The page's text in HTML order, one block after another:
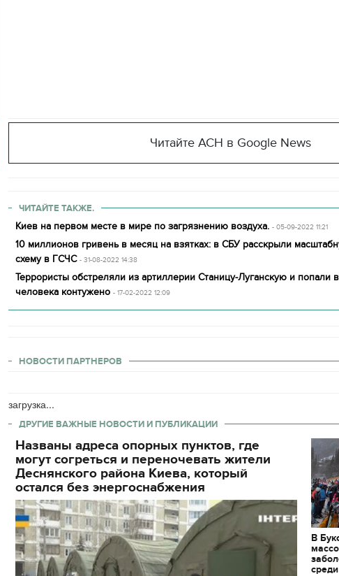
Читайте АСН в Google News
ЧИТАЙТЕ ТАКЖЕ.
Киев на первом месте в мире по загрязнению воздуха. - 05-09-2022 11:21
10 миллионов гривень в месяц на взятках: в СБУ расскрыли
схему в ГСЧС - 31-08-2022 14:38
Террористы обстреляли из артиллерии Станицу-Луганскую и попали
человека контужено - 17-02-2022 12:09
НОВОСТИ ПАРТНЕРОВ
загрузка...
ДРУГИЕ ВАЖНЫЕ НОВОСТИ И ПУБЛИКАЦИИ
Названы адреса опорных пунктов, где
могут согреться и переночевать жители
Деснянского района Киева, который
остался без энергоснабжения
В